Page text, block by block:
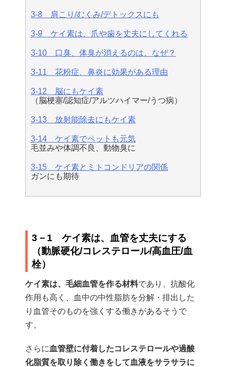
3-8 肩こり/むくみ/デトックスにも
3-9 ケイ素は、爪や歯を丈夫にしてくれる
3-10 口臭、体臭が消えるのは、なぜ？
3-11 花粉症、鼻炎に効果がある理由
3-12 脳にもケイ素
（脳梗塞/認知症/アルツハイマー/うつ病）
3-13 放射能除去にもケイ素
3-14 ケイ素でペットも元気
毛並みや体調不良、動物臭に
3-15 ケイ素とミトコンドリアの関係
ガンにも期待
3－1 ケイ素は、血管を丈夫にする
（動脈硬化/コレステロール/高血圧/血
栓）
ケイ素は、毛細血管を作る材料であり、抗酸化
作用も高く、血中の中性脂肪を分解・排出した
り血管そのものを強くする働きがあるそうで
す。
さらに 血管壁に付着したコレステロールや過酸
化脂質を取り除く働きをして血液をサラサラに